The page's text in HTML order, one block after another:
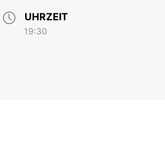
UHRZEIT
19:30